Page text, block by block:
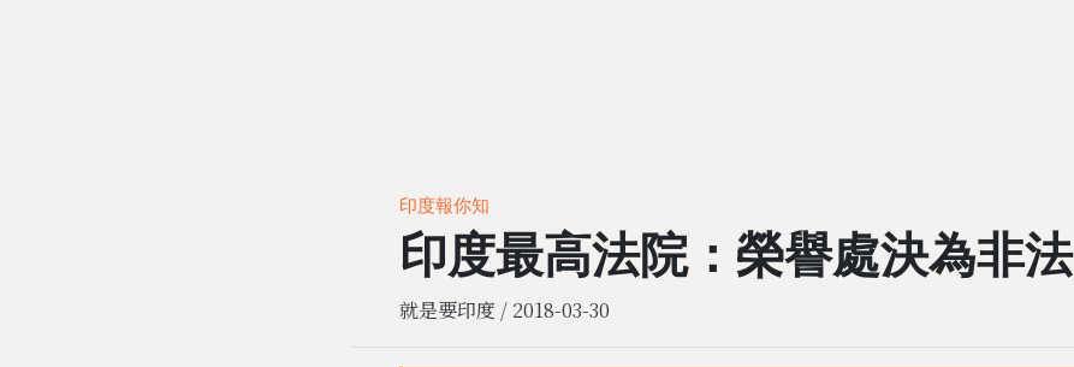
印度報你知
印度最高法院：榮譽處決為非法
就是要印度 / 2018-03-30